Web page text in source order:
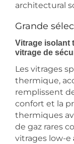
architectural
Grande
Vitrage isolant
vitrage de
Les vitrages
thermique,
remplissent
confort et la
thermiques
de gaz rares
vitrages low-e